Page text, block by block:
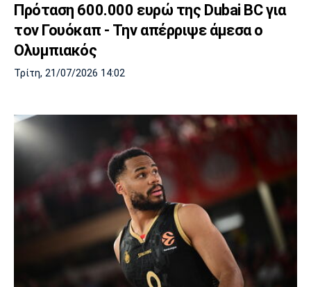
Πρόταση 600.000 ευρώ της Dubai BC για
τον Γουόκαπ - Την απέρριψε άμεσα ο
Ολυμπιακός
Τρίτη, 21/07/2026 14:02